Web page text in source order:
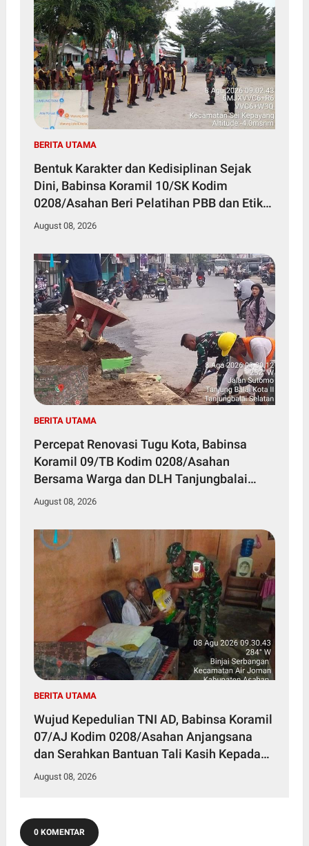
BERITA UTAMA
Bentuk Karakter dan Kedisiplinan Sejak
Dini, Babinsa Koramil 10/SK Kodim
0208/Asahan Beri Pelatihan PBB dan Etika
Bagi Siswa MIN 7 Pertahanan
August 08, 2026
BERITA UTAMA
Percepat Renovasi Tugu Kota, Babinsa
Koramil 09/TB Kodim 0208/Asahan
Bersama Warga dan DLH Tanjungbalai
Gelar Gotong Royong
August 08, 2026
BERITA UTAMA
Wujud Kepedulian TNI AD, Babinsa Koramil
07/AJ Kodim 0208/Asahan Anjangsana
dan Serahkan Bantuan Tali Kasih Kepada
Lansia Usia 97 Tahun
August 08, 2026
0 KOMENTAR